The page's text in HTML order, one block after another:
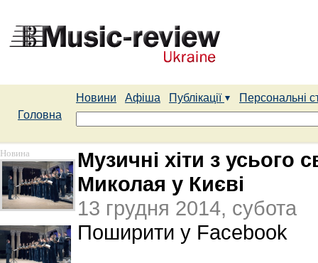
Новини Афіша Публікації
Персональні
Головна
Новина
Музичні хіти з усього
Миколая у Києві
13 грудня 2014, субота
Поширити у Facebook